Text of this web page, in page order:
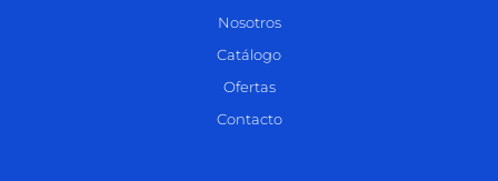
Nosotros
Catálogo
Ofertas
Contacto